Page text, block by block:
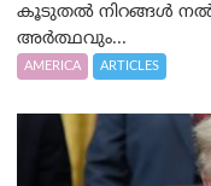
കൂടുതൽ നിറങ്ങൾ
അർത്ഥവും...
AMERICA ARTICLES